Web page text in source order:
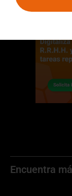
Encuentra